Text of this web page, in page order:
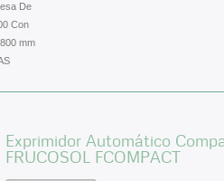
De
Con
mm
Exprimidor Automático
FRUCOSOL FCOMPACT